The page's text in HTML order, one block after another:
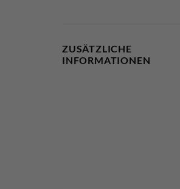
ZUSÄTZLICHE
INFORMATIONEN